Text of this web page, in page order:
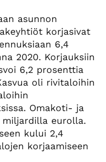
asunnon
korjasivat
6,4
2020. Korjauksiin
6,2 prosenttia
oli rivitaloihin
Omakoti- ja
eurolla.
kului 2,4
korjaamiseen